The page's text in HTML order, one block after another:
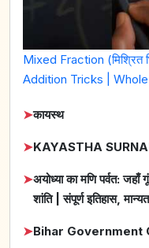
Mixed Fraction (मिश्रित
Addition Tricks |
➤कायस्थ
➤KAYASTHA
➤अयोध्या का मणि पर्वत:
शांति | संपूर्ण इतिहास,
➤Bihar Government